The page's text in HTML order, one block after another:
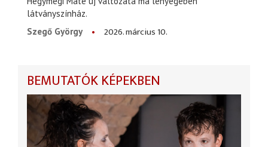
látványszínház.
Szegő György
2026. március 10.
BEMUTATÓK KÉPEKBEN